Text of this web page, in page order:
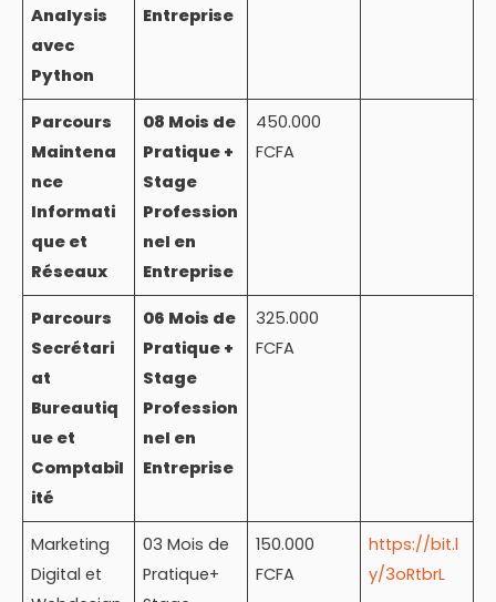
Analysis
avec
Python
Entreprise
Parcours
Maintena
nce
Informati
que et
Réseaux
08 Mois de
Pratique +
Stage
Profession
nel en
Entreprise
450.000
FCFA
Parcours
Secrétari
at
Bureautiq
ue et
Comptabil
ité
06 Mois de
Pratique +
Stage
Profession
nel en
Entreprise
325.000
FCFA
Marketing
Digital et
03 Mois de
Pratique+
150.000
FCFA
https://bit.l
y/3oRtbrL